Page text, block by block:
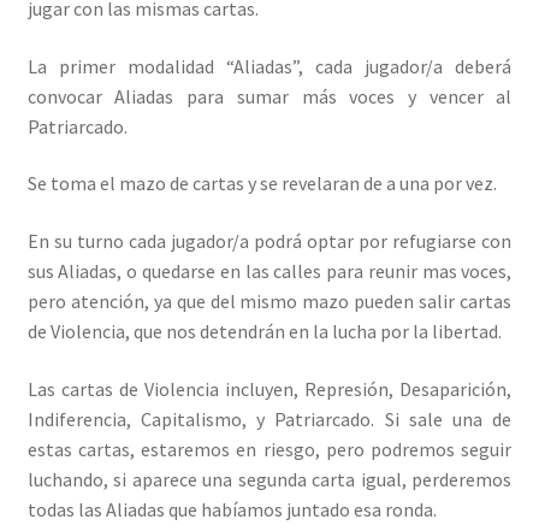
jugar con las mismas cartas.
La primer modalidad “Aliadas”, cada jugador/a deberá
convocar Aliadas para sumar más voces y vencer al
Patriarcado.
Se toma el mazo de cartas y se revelaran de a una por vez.
En su turno cada jugador/a podrá optar por refugiarse con
sus Aliadas, o quedarse en las calles para reunir mas voces,
pero atención, ya que del mismo mazo pueden salir cartas
de Violencia, que nos detendrán en la lucha por la libertad.
Las cartas de Violencia incluyen, Represión, Desaparición,
Indiferencia, Capitalismo, y Patriarcado. Si sale una de
estas cartas, estaremos en riesgo, pero podremos seguir
luchando, si aparece una segunda carta igual, perderemos
todas las Aliadas que habíamos juntado esa ronda.